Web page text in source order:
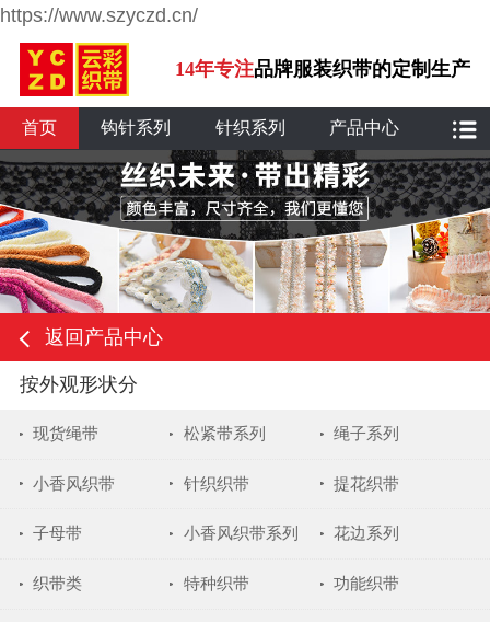
https://www.szyczd.cn/
14年专注品牌服装织带的定制生产
首页 钩针系列 针织系列 产品中心
返回产品中心
按外观形状分
现货绳带 松紧带系列 绳子系列
小香风织带 针织织带 提花织带
子母带 小香风织带系列 花边系列
织带类 特种织带 功能织带